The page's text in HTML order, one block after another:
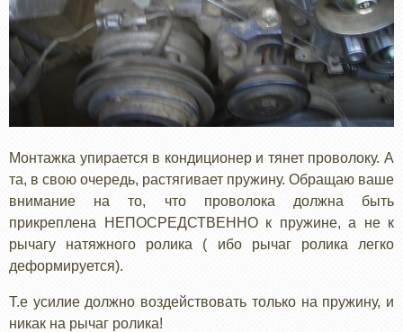
Монтажка упирается в кондиционер и тянет проволоку. А
та, в свою очередь, растягивает пружину. Обращаю ваше
внимание на то, что проволока должна быть
прикреплена НЕПОСРЕДСТВЕННО к пружине, а не к
рычагу натяжного ролика ( ибо рычаг ролика легко
деформируется).
Т.е усилие должно воздействовать только на пружину, и
никак на рычаг ролика!